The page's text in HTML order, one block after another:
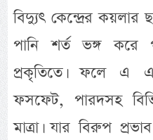
বিদ্যুৎ কেন্দ্রের কয়লার
পানি শর্ত ভঙ্গ করে
প্রকৃতিতে। ফলে এ
ফসফেট, পারদসহ
মাত্রা। যার বিরুপ